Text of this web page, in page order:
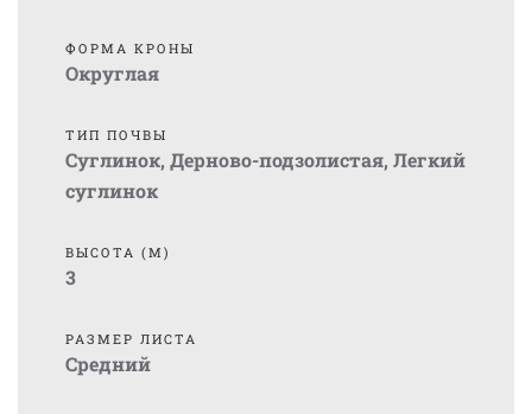
ФОРМА КРОНЫ
Округлая
ТИП ПОЧВЫ
Суглинок, Дерново-подзолистая, Легкий
суглинок
ВЫСОТА (М)
3
РАЗМЕР ЛИСТА
Средний